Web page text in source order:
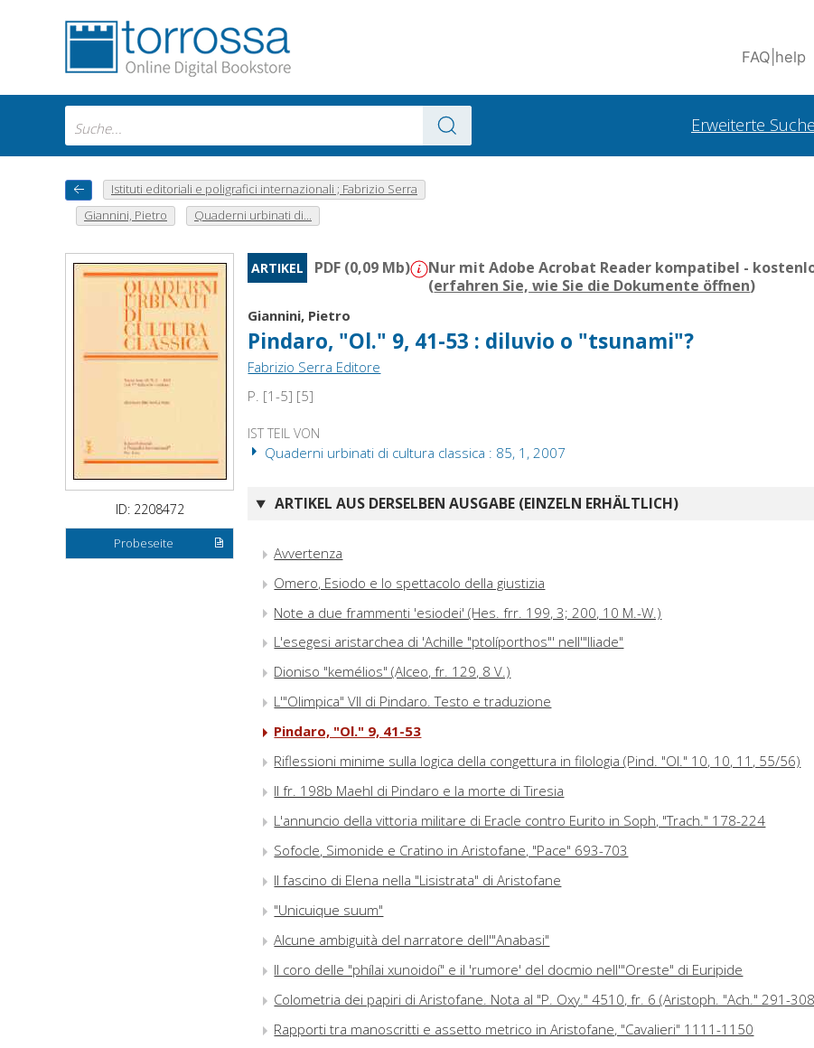
FAQ help
Erweiterte Suche
Istituti editoriali e poligrafici internazionali ; Fabrizio Serra
Giannini, Pietro
Quaderni urbinati di...
ID: 2208472
Probeseite
ARTIKEL PDF (0,09 Mb)
Nur mit Adobe Acrobat Reader kompatibel -
(erfahren Sie, wie Sie die Dokumente öffnen)
Giannini, Pietro
Pindaro, "Ol." 9, 41-53 : diluvio o "tsunami"?
Fabrizio Serra Editore
P. [1-5] [5]
IST TEIL VON
Quaderni urbinati di cultura classica : 85, 1, 2007
ARTIKEL AUS DERSELBEN AUSGABE (EINZELN ERHÄLTLICH)
Avvertenza
Omero, Esiodo e lo spettacolo della giustizia
Note a due frammenti 'esiodei' (Hes. frr. 199, 3; 200, 10 M.-W.)
L'esegesi aristarchea di 'Achille "ptolíporthos"' nell'"Iliade"
Dioniso "kemélios" (Alceo, fr. 129, 8 V.)
L'"Olimpica" VII di Pindaro. Testo e traduzione
Pindaro, "Ol." 9, 41-53
Riflessioni minime sulla logica della congettura in filologia (Pind. "Ol." 10, 10, 11, 55/56)
Il fr. 198b Maehl di Pindaro e la morte di Tiresia
L'annuncio della vittoria militare di Eracle contro Eurito in Soph, "Trach." 178-224
Sofocle, Simonide e Cratino in Aristofane, "Pace" 693-703
Il fascino di Elena nella "Lisistrata" di Aristofane
"Unicuique suum"
Alcune ambiguità del narratore dell'"Anabasi"
Il coro delle "phílai xunoidoí" e il 'rumore' del docmio nell'"Oreste" di Euripide
Colometria dei papiri di Aristofane. Nota al "P. Oxy." 4510, fr. 6 (Aristoph. "Ach." 291-
Rapporti tra manoscritti e assetto metrico in Aristofane, "Cavalieri" 1111-1150